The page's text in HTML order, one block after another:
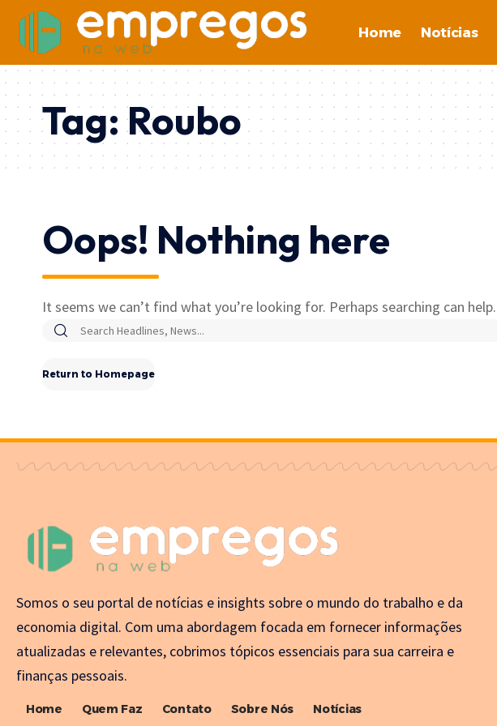
Home Notícias
Tag:Roubo
Oops! Nothing here
It seems we can’t find what you’re looking for. Perhaps searching can help.
Return to Homepage
Somos o seu portal de notícias e insights sobre o mundo do trabalho e da
economia digital. Com uma abordagem focada em fornecer informações
atualizadas e relevantes, cobrimos tópicos essenciais para sua carreira e
finanças pessoais.
Home Quem Faz Contato Sobre Nós Notícias